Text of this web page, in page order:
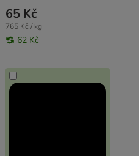
65 Kč
765 Kč / kg
62 Kč